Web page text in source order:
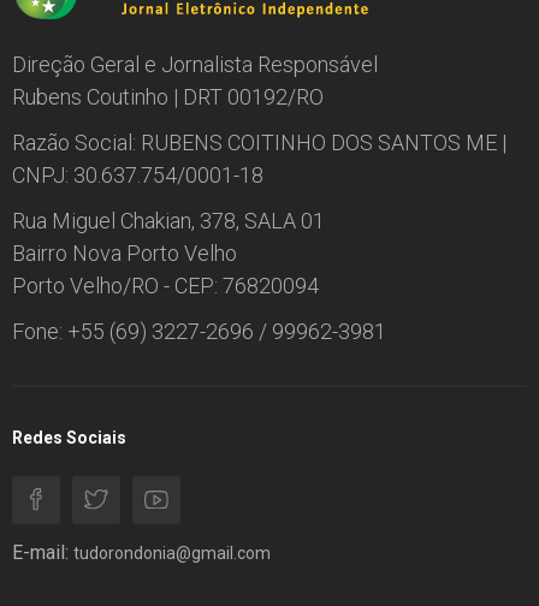
Direção Geral e Jornalista Responsável
Rubens Coutinho | DRT 00192/RO
Razão Social: RUBENS COITINHO DOS SANTOS ME |
CNPJ: 30.637.754/0001-18
Rua Miguel Chakian, 378, SALA 01
Bairro Nova Porto Velho
Porto Velho/RO - CEP: 76820094
Fone: +55 (69) 3227-2696 / 99962-3981
Redes Sociais
E-mail: tudorondonia@gmail.com